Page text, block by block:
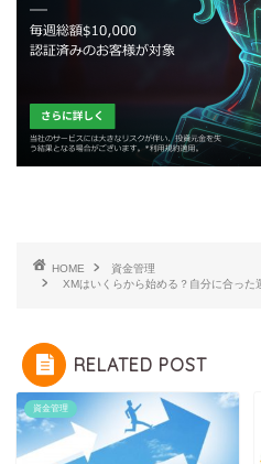
HOME
資金管理
XMはいくらから始める？自分に合った
RELATED POST
資金管理